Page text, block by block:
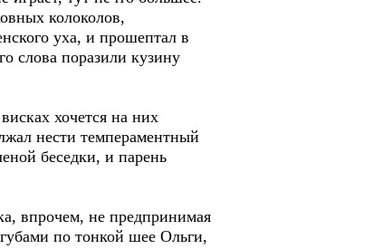
колоколов,
уха, и прошептал в
слова поразили кузину
хочется на них
нести темпераментный
беседки, и парень
впрочем, не предпринимая
по тонкой шее Ольги,